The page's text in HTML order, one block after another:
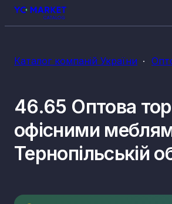
Каталог компаній України
46.65 Оптова
офісними
Тернопільській